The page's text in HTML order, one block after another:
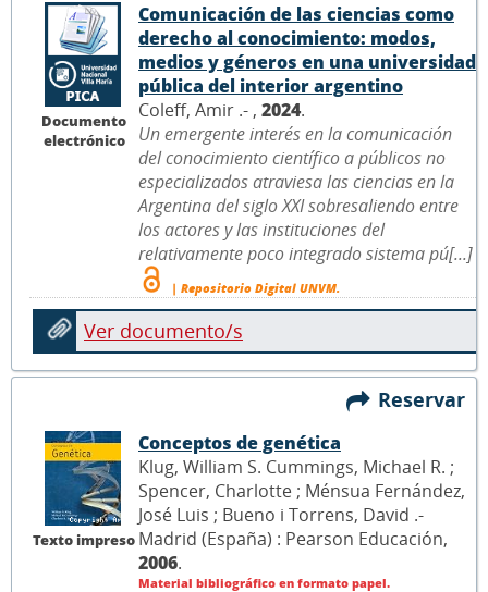
Documento
electrónico
Comunicación de las ciencias como
derecho al conocimiento: modos,
medios y géneros en una universidad
pública del interior argentino
Coleff, Amir .- , 2024.
Un emergente interés en la comunicación
del conocimiento científico a públicos no
especializados atraviesa las ciencias en la
Argentina del siglo XXI sobresaliendo entre
los actores y las instituciones del
relativamente poco integrado sistema pú[...]
| Repositorio Digital UNVM.
Ver documento/s
Reservar
Texto impreso
Conceptos de genética
Klug, William S. Cummings, Michael R. ;
Spencer, Charlotte ; Ménsua Fernández,
José Luis ; Bueno i Torrens, David .-
Madrid (España) : Pearson Educación,
2006.
Material bibliográfico en formato papel.